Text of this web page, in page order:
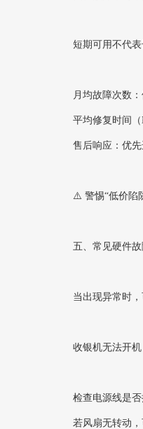
短期可用不代
月均故障次数‌
平均修复时间
售后响应‌：优
⚠️ 警惕“低价陷
五、常见硬件
当出现异常时
收银机无法开机‌
检查电源线是
若风扇无转动